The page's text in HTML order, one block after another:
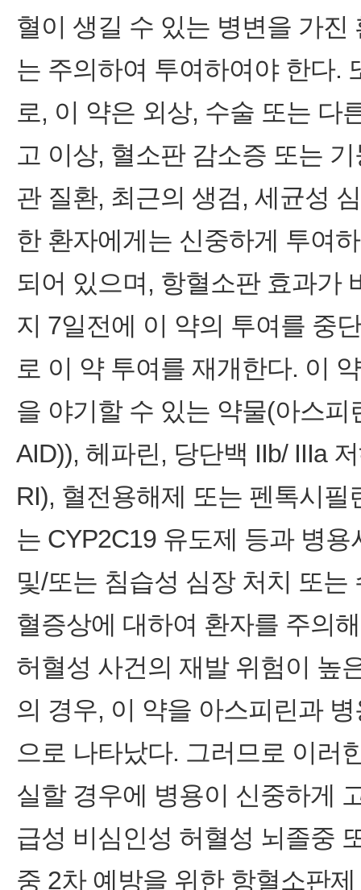
혈이 생길 수 있는 병변을 가
는 주의하여 투여하여야 한다.
로, 이 약은 외상, 수술 또는 다
고 이상, 혈소판 감소증 또는
관 질환, 최근의 생검, 세균성
한 환자에게는 신중하게 투여
되어 있으며, 항혈소판 효과가
지 7일전에 이 약의 투여를 중
로 이 약 투여를 재개한다. 이
을 야기할 수 있는 약물(아스
AID)), 헤파린, 당단백 IIb/ IIIa
RI), 혈전용해제 또는 펜톡시
는 CYP2C19 유도제 등과 병
및/또는 침습성 심장 처치 또
혈증상에 대하여 환자를 주의
허혈성 사건의 재발 위험이 높
의 경우, 이 약을 아스피린과
으로 나타났다. 그러므로 이러
실할 경우에 병용이 신중하게
급성 비심인성 허혈성 뇌졸중
중 2차 예방을 위한 항혈소판